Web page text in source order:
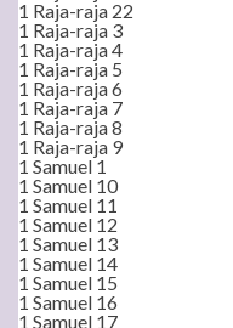
1 Raja-raja 22
1 Raja-raja 3
1 Raja-raja 4
1 Raja-raja 5
1 Raja-raja 6
1 Raja-raja 7
1 Raja-raja 8
1 Raja-raja 9
1 Samuel 1
1 Samuel 10
1 Samuel 11
1 Samuel 12
1 Samuel 13
1 Samuel 14
1 Samuel 15
1 Samuel 16
1 Samuel 17